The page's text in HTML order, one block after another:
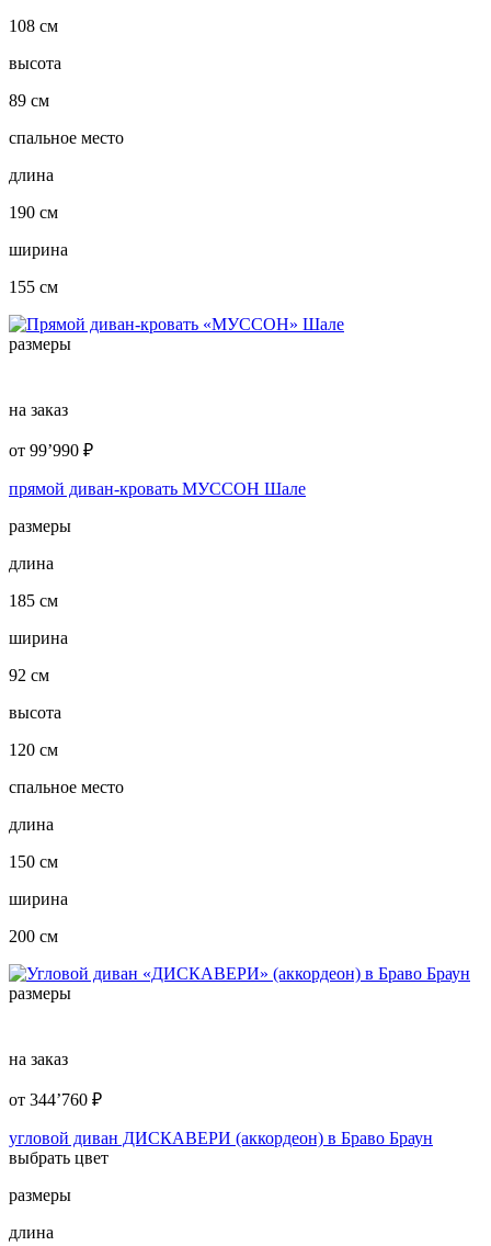
108 см
высота
89 см
спальное место
длина
190 см
ширина
155 см
размеры
на заказ
от 99’990 ₽
прямой диван-кровать МУССОН Шале
размеры
длина
185 см
ширина
92 см
высота
120 см
спальное место
длина
150 см
ширина
200 см
размеры
на заказ
от 344’760 ₽
угловой диван ДИСКАВЕРИ (аккордеон) в Браво Браун
выбрать цвет
размеры
длина